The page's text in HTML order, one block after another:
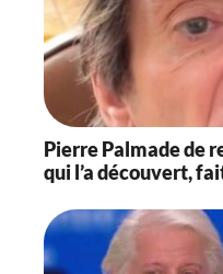
Pierre Palmade de
qui l’a découvert,